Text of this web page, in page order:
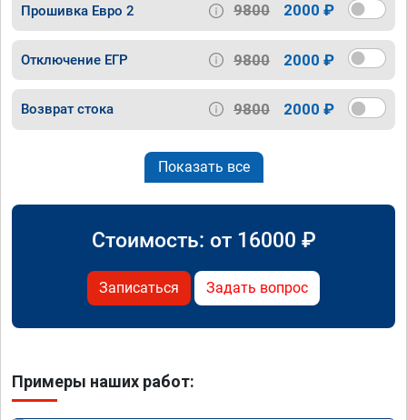
Прошивка Евро 2 9800 2000 ₽
Отключение ЕГР 9800 2000 ₽
Возврат стока 9800 2000 ₽
Показать все
Стоимость: от 16000 ₽
Записаться Задать вопрос
Примеры наших работ: